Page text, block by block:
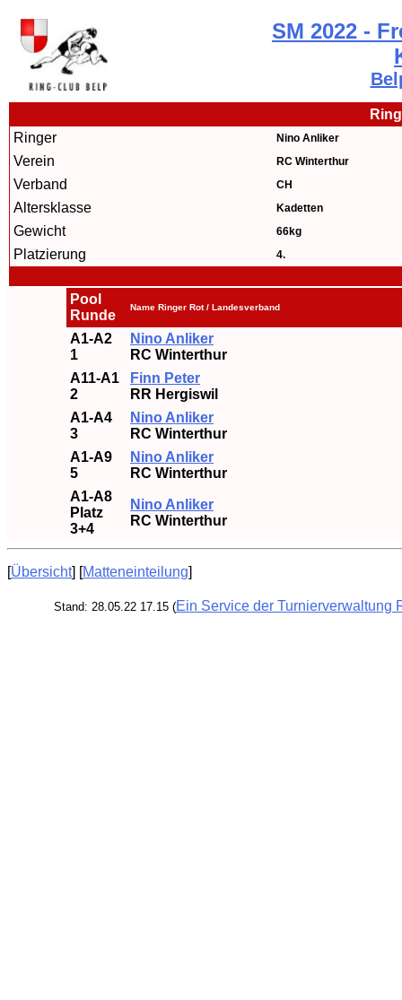
SM 2022 -
Ringer
Nino Anliker
Verein RC Winterthur
Verband CH
Altersklasse Kadetten
Gewicht 66kg
Platzierung 4.
Pool
Runde
Name Ringer Rot / Landesverband
A1-A2
1
Nino Anliker
RC Winterthur
A11-A1
2
Finn Peter
RR Hergiswil
A1-A4
3
Nino Anliker
RC Winterthur
A1-A9
5
Nino Anliker
RC Winterthur
A1-A8
Platz
3+4
Nino Anliker
RC Winterthur
[Übersicht] [Matteneinteilung]
Stand: 28.05.22 17.15 (Ein Service der Turnierverwaltung